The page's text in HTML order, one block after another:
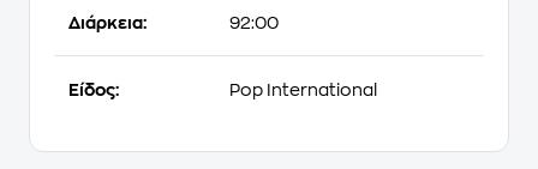
Διάρκεια: 92:00
Είδος: Pop International